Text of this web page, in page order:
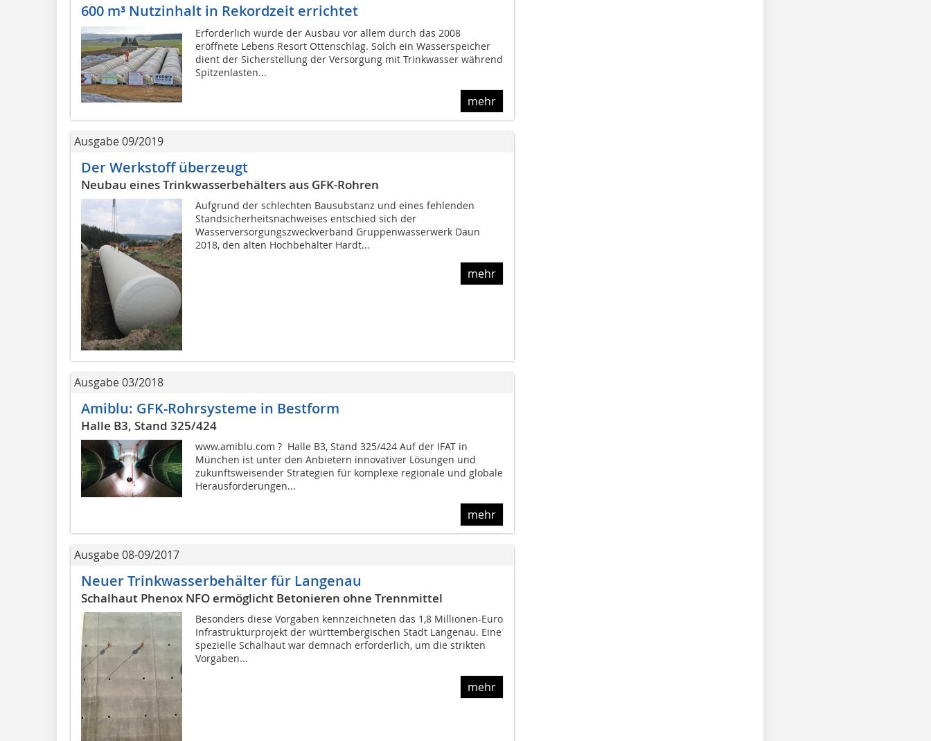
600 m³ Nutzinhalt in Rekordzeit errichtet
Erforderlich wurde der Ausbau vor allem durch das 2008
eröffnete Lebens Resort Ottenschlag. Solch ein Wasserspeicher
dient der Sicherstellung der Versorgung mit Trinkwasser während
Spitzenlasten...
mehr
Ausgabe 09/2019
Der Werkstoff überzeugt
Neubau eines Trinkwasserbehälters aus GFK-Rohren
Aufgrund der schlechten Bausubstanz und eines fehlenden
Standsicherheitsnachweises entschied sich der
Wasserversorgungszweckverband Gruppenwasserwerk Daun
2018, den alten Hochbehälter Hardt...
mehr
Ausgabe 03/2018
Amiblu: GFK-Rohrsysteme in Bestform
Halle B3, Stand 325/424
www.amiblu.com ? Halle B3, Stand 325/424 Auf der IFAT in
München ist unter den Anbietern innovativer Lösungen und
zukunftsweisender Strategien für komplexe regionale und globale
Herausforderungen...
mehr
Ausgabe 08-09/2017
Neuer Trinkwasserbehälter für Langenau
Schalhaut Phenox NFO ermöglicht Betonieren ohne Trennmittel
Besonders diese Vorgaben kennzeichneten das 1,8 Millionen-Euro
Infrastrukturprojekt der württembergischen Stadt Langenau. Eine
spezielle Schalhaut war demnach erforderlich, um die strikten
Vorgaben...
mehr